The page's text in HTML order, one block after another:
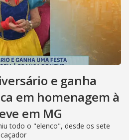
e ganha
em homenagem à
em MG
todo o "elenco", desde os sete